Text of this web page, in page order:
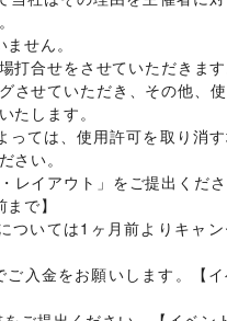
せん。
打合せをさせていただきます
させていただき、その他、
たします。
っては、使用許可を取り消
さい。
レイアウト」をご提出くだ
で】
ついては1ヶ月前よりキャ
入金をお願いします。【